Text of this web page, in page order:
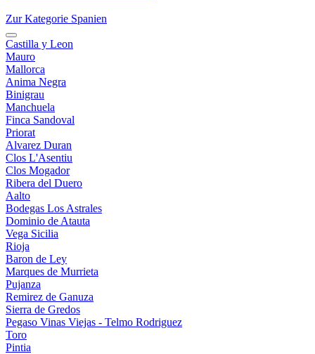
Zur Kategorie Spanien
Castilla y Leon
Mauro
Mallorca
Anima Negra
Binigrau
Manchuela
Finca Sandoval
Priorat
Alvarez Duran
Clos L'Asentiu
Clos Mogador
Ribera del Duero
Aalto
Bodegas Los Astrales
Dominio de Atauta
Vega Sicilia
Rioja
Baron de Ley
Marques de Murrieta
Pujanza
Remirez de Ganuza
Sierra de Gredos
Pegaso Vinas Viejas - Telmo Rodriguez
Toro
Pintia